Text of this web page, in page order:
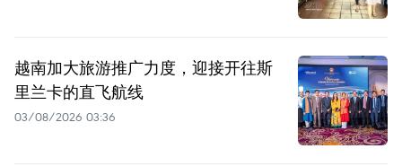
越南加大旅游推广力度，迎接开往斯
里兰卡的直飞航线
03/08/2026 03:36